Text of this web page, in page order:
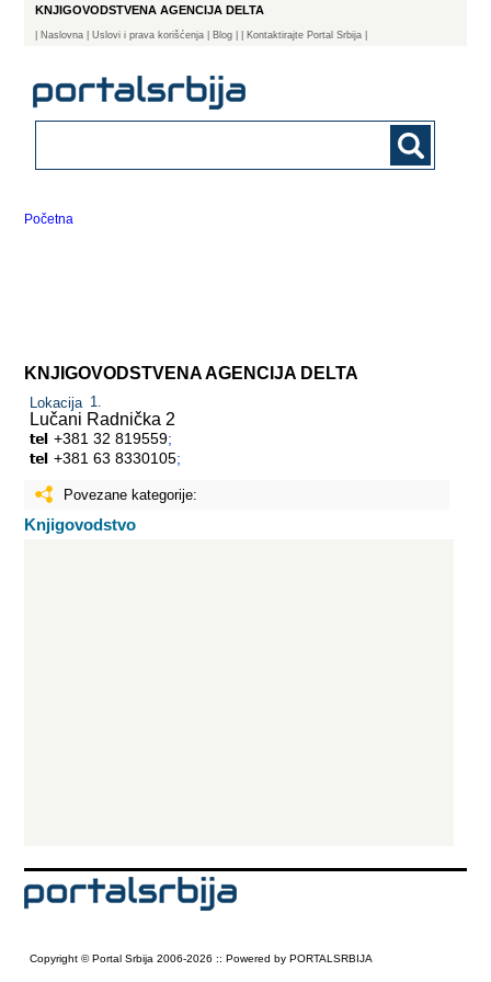
KNJIGOVODSTVENA AGENCIJA DELTA
Naslovna | Uslovi i prava korišćenja Blog | Kontaktirajte Portal Srbija |
Početna
KNJIGOVODSTVENA AGENCIJA DELTA
Lokacija
Lučani Radnička 2
+381 32 819559;
+381 63 8330105;
Povezane kategorije:
Knjigovodstvo
Copyright © Portal Srbija 2006-2026 :: Powered by PORTALSRBIJA